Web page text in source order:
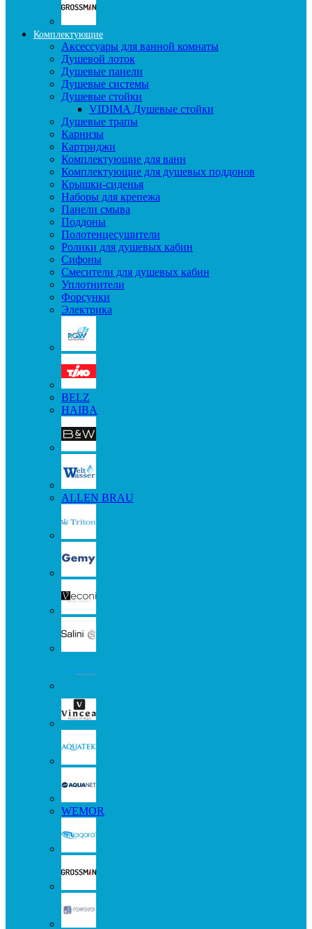
Комплектующие
Аксессуары для ванной комнаты
Душевой лоток
Душевые панели
Душевые системы
Душевые стойки
VIDIMA Душевые стойки
Душевые трапы
Карнизы
Картриджи
Комплектующие для ванн
Комплектующие для душевых поддонов
Крышки-сиденья
Наборы для крепежа
Панели смыва
Поддоны
Полотенцесушители
Ролики для душевых кабин
Сифоны
Смесители для душевых кабин
Уплотнители
Форсунки
Электрика
BELZ
HAIBA
ALLEN BRAU
WEMOR